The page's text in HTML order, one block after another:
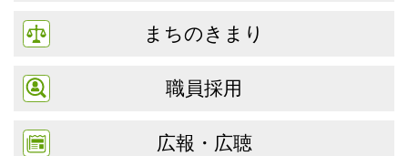
まちのきまり
職員採用
広報・広聴